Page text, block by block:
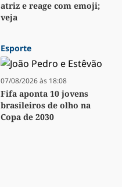
atriz e reage com emoji;
veja
Esporte
07/08/2026 às 18:08
Fifa aponta 10 jovens
brasileiros de olho na
Copa de 2030